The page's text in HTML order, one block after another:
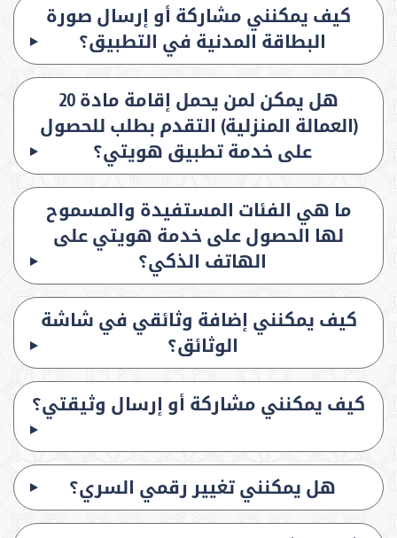
كيف يمكنني مشاركة أو إرسال صورة
البطاقة المدنية في التطبيق؟
هل يمكن لمن يحمل إقامة مادة 20
(العمالة المنزلية) التقدم بطلب للحصول
على خدمة تطبيق هويتي؟
ما هي الفئات المستفيدة والمسموح
لها الحصول على خدمة هويتي على
الهاتف الذكي؟
كيف يمكنني إضافة وثائقي في شاشة
الوثائق؟
كيف يمكنني مشاركة أو إرسال وثيقتي؟
هل يمكنني تغيير رقمي السري؟